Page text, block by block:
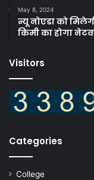
May 8, 2024
न्यू नोएडा को
किमी का होगा
Visitors
Categories
College